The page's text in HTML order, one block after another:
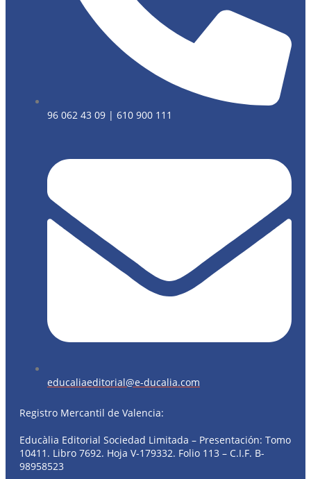
96 062 43 09 | 610 900 111
educaliaeditorial@e-ducalia.com
Registro Mercantil de Valencia:
Educàlia Editorial Sociedad Limitada – Presentación: Tomo
10411. Libro 7692. Hoja V-179332. Folio 113 – C.I.F. B-
98958523